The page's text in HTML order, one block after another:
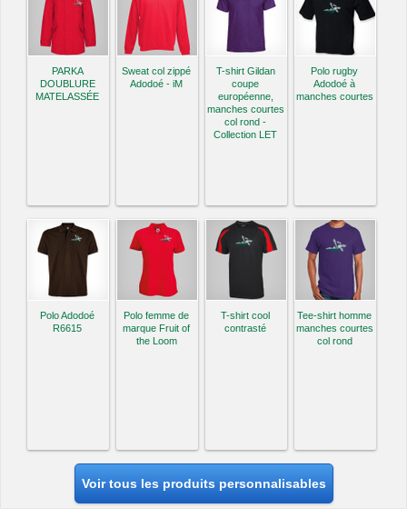
PARKA
DOUBLURE
MATELASSÉE
Sweat col zippé
Adodoé - iM
T-shirt Gildan
coupe
européenne,
manches courtes
col rond -
Collection LET
Polo rugby
Adodoé à
manches courtes
Polo Adodoé
R6615
Polo femme de
marque Fruit of
the Loom
T-shirt cool
contrasté
Tee-shirt homme
manches courtes
col rond
Voir tous les produits personnalisables